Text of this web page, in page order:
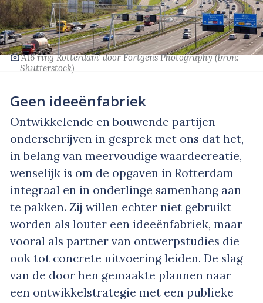
‘A16 ring Rotterdam’door Fortgens Photography(bron:
Shutterstock)
Geen ideeënfabriek
Ontwikkelende en bouwende partijen
onderschrijven in gesprek met ons dat het,
in belang van meervoudige waardecreatie,
wenselijk is om de opgaven in Rotterdam
integraal en in onderlinge samenhang aan
te pakken. Zij willen echter niet gebruikt
worden als louter een ideeënfabriek, maar
vooral als partner van ontwerpstudies die
ook tot concrete uitvoering leiden. De slag
van de door hen gemaakte plannen naar
een ontwikkelstrategie met een publieke